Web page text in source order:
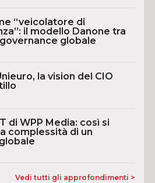
“veicolatore di
il modello Danone tra
globale
la vision del CIO
di WPP Media: così si
complessità di un
Vedi tutti gli approfondimenti >